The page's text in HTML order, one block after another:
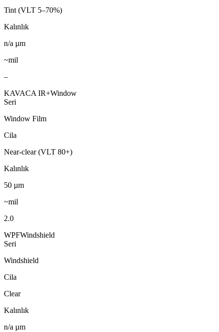
Tint (VLT 5–70%)
Kalınlık
n/a µm
~mil
–
KAVACA IR+Window
Seri
Window Film
Cila
Near-clear (VLT 80+)
Kalınlık
50 µm
~mil
2.0
WPFWindshield
Seri
Windshield
Cila
Clear
Kalınlık
n/a µm